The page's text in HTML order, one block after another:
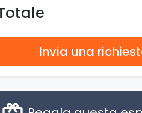
Invia una